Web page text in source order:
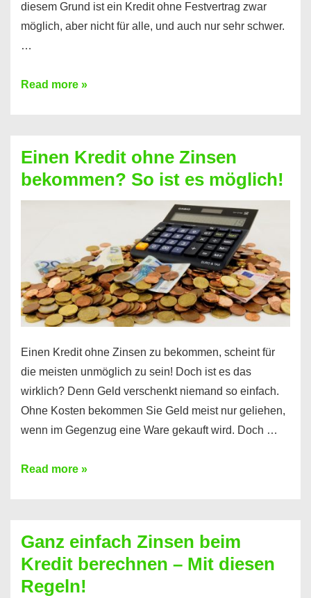
diesem Grund ist ein Kredit ohne Festvertrag zwar
möglich, aber nicht für alle, und auch nur sehr schwer.
…
Ist
Festvertrag
für
jeden
erfahren
Sie
es
Read more »
Einen Kredit ohne Zinsen
bekommen? So ist es möglich!
Einen Kredit ohne Zinsen zu bekommen, scheint für
die meisten unmöglich zu sein! Doch ist es das
wirklich? Denn Geld verschenkt niemand so einfach.
Ohne Kosten bekommen Sie Geld meist nur geliehen,
wenn im Gegenzug eine Ware gekauft wird. Doch …
Einen
bekommen?
So
ist
Read more »
Ganz einfach Zinsen beim
Kredit berechnen – Mit diesen
Regeln!